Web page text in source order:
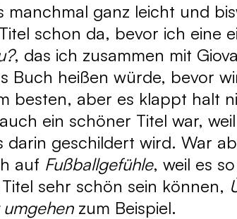
ganz leicht und
schon da, bevor ich eine
, das ich zusammen mit
Buch heißen würde, bevor
besten, aber es klappt halt
ein schöner Titel war,
geschildert wird. War
auf Fußballgefühle, weil es
sehr schön sein können,
zum Beispiel.